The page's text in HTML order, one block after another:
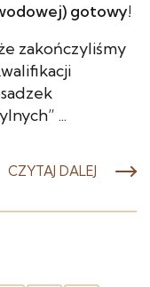
gotowy!
zakończyliśmy
...
CZYTAJ DALEJ